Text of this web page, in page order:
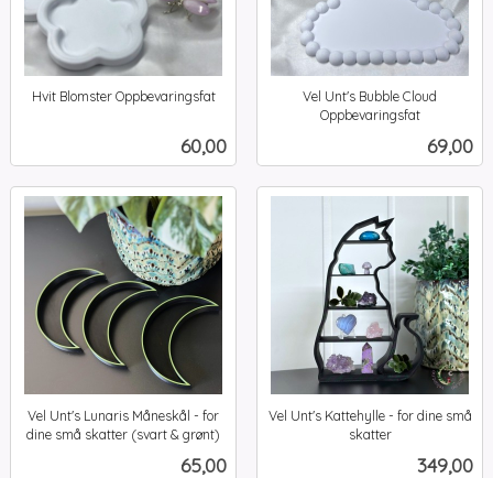
Hvit Blomster Oppbevaringsfat
Pris
60,00
Vel Unt's Bubble Cloud
Oppbevaringsfat
Pris
69,00
Vel Unt's Lunaris Måneskål - for
dine små skatter (svart & grønt)
Pris
65,00
Vel Unt's Kattehylle - for dine små
skatter
Pris
349,00